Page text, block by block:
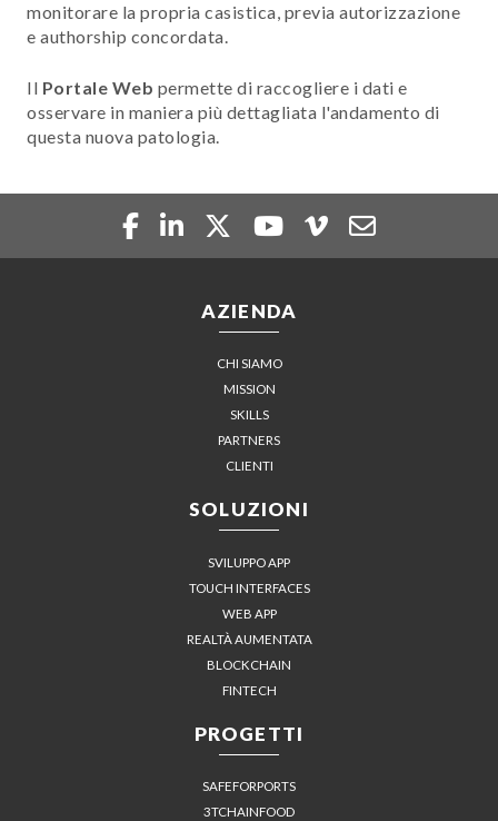
monitorare la propria casistica, previa autorizzazione
e authorship concordata.
Il Portale Web permette di raccogliere i dati e
osservare in maniera più dettagliata l'andamento di
questa nuova patologia.
AZIENDA
CHI SIAMO
MISSION
SKILLS
PARTNERS
CLIENTI
SOLUZIONI
SVILUPPO APP
TOUCH INTERFACES
WEB APP
REALTÀ AUMENTATA
BLOCKCHAIN
FINTECH
PROGETTI
SAFEFORPORTS
3TCHAINFOOD